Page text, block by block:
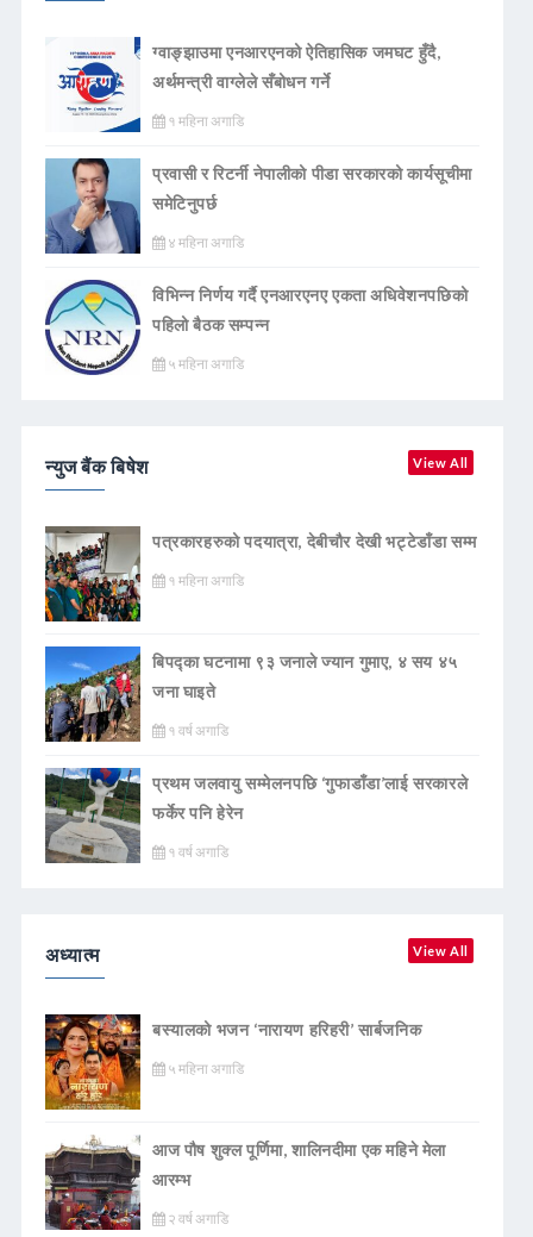
ग्वाङ्झाउमा एनआरएनको ऐतिहासिक जमघट हुँदै,
अर्थमन्त्री वाग्लेले सँबोधन गर्ने
१ महिना अगाडि
प्रवासी र रिटर्नी नेपालीको पीडा सरकारको कार्यसूचीमा
समेटिनुपर्छ
४ महिना अगाडि
विभिन्न निर्णय गर्दै एनआरएनए एकता अधिवेशनपछिको
पहिलो बैठक सम्पन्न
५ महिना अगाडि
न्युज बैंक बिषेश View All
पत्रकारहरुको पदयात्रा, देबीचौर देखी भट्टेडाँडा सम्म
१ महिना अगाडि
बिपद्का घटनामा ९३ जनाले ज्यान गुमाए, ४ सय ४५
जना घाइते
१ वर्ष अगाडि
प्रथम जलवायु सम्मेलनपछि ‘गुफाडाँडा’लाई सरकारले
फर्केर पनि हेरेन
१ वर्ष अगाडि
अध्यात्म View All
बस्यालको भजन ‘नारायण हरिहरी’ सार्बजनिक
५ महिना अगाडि
आज पौष शुक्ल पूर्णिमा, शालिनदीमा एक महिने मेला
आरम्भ
२ वर्ष अगाडि